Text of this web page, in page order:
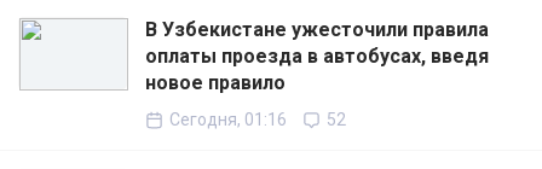
В Узбекистане ужесточили правила
оплаты проезда в автобусах, введя
новое правило
Сегодня, 01:16 52